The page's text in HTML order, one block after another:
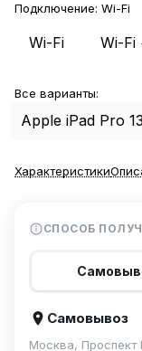
Подключение: Wi-Fi
Wi-Fi Wi-Fi
Все варианты:
Характеристики
СПОСОБ
Самовывоз
Москва, Проспект